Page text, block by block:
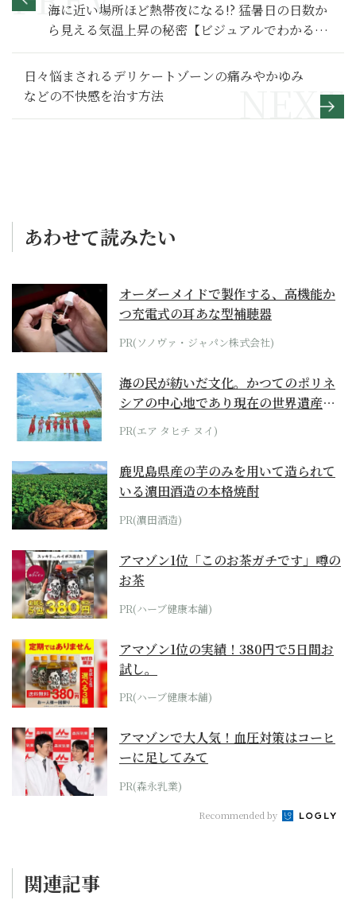
海に近い場所ほど熱帯夜になる!? 猛暑日の日数か
ら見える気温上昇の秘密【ビジュアルでわかる日
本｜データに隠された真実】
日々悩まされるデリケートゾーンの痛みやかゆみ
などの不快感を治す方法
あわせて読みたい
オーダーメイドで製作する、高機能か
つ充電式の耳あな型補聴器
PR(ソノヴァ・ジャパン株式会社)
海の民が紡いだ文化。かつてのポリネ
シアの中心地であり現在の世界遺産か
らみえてくる...
PR(エア タヒチ ヌイ)
鹿児島県産の芋のみを用いて造られて
いる濵田酒造の本格焼酎
PR(濵田酒造)
アマゾン1位「このお茶ガチです」噂の
お茶
PR(ハーブ健康本舗)
アマゾン1位の実績！380円で5日間お
試し。
PR(ハーブ健康本舗)
アマゾンで大人気！血圧対策はコーヒ
ーに足してみて
PR(森永乳業)
Recommended by
関連記事